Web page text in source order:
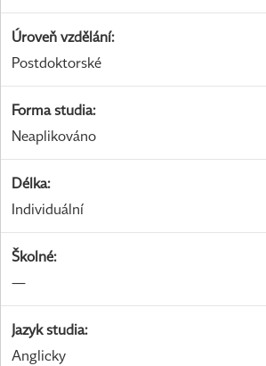
Úroveň vzdělání:
Postdoktorské
Forma studia:
Neaplikováno
Délka:
Individuální
Školné:
—
Jazyk studia:
Anglicky